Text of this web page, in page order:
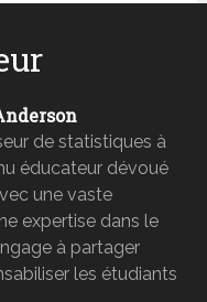
de statistiques à
éducateur dévoué
une vaste
expertise dans le
à partager
les étudiants